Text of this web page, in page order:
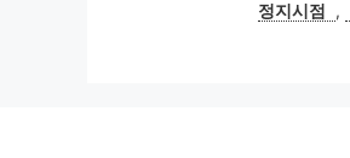
정지시점
,